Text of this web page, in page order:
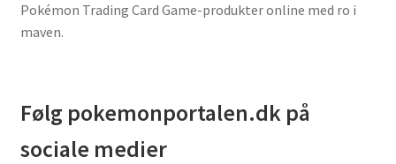
Pokémon Trading Card Game-produkter online med ro i
maven.
Følg pokemonportalen.dk på
sociale medier